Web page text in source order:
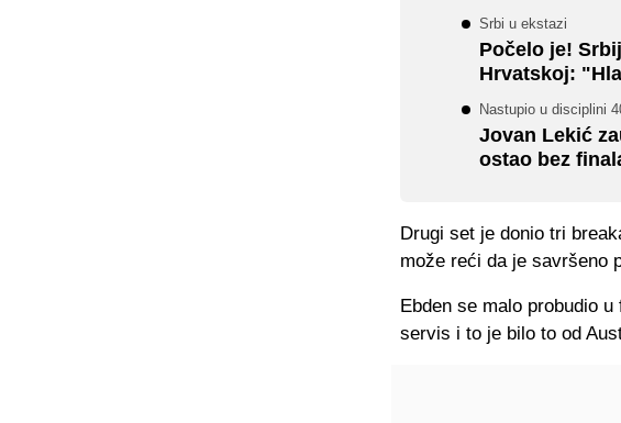
Srbi u ekstazi
Počelo je!
Hrvatskoj:
Nastupio u disciplini
Jovan Lekić
ostao bez
Drugi set je donio tri
može reći da je savršeno
Ebden se malo probudio
servis i to je bilo to od